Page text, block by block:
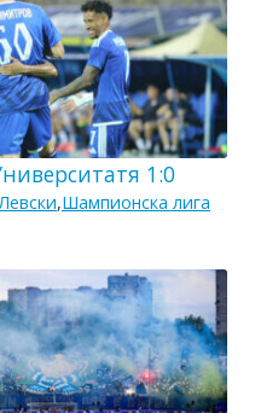
1:0
,Шампионска лига